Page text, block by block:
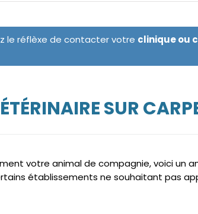
le réflèxe de contacter votre clinique ou
SUR
votre animal de compagnie, voici un
établissements ne souhaitant pas